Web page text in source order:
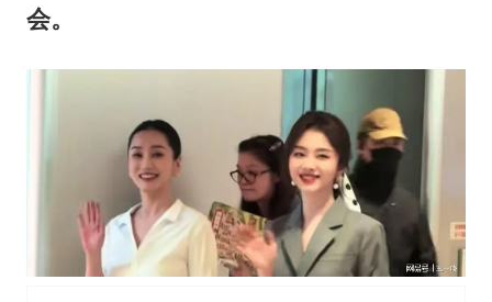
会。